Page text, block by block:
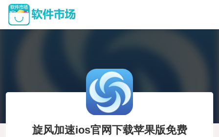
旋风加速ios官网下载苹果版免费